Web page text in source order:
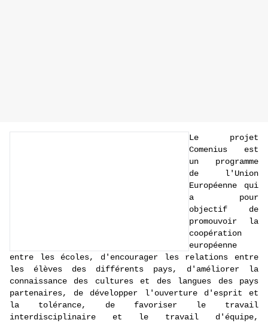
Le projet
Comenius est
un programme
de l'Union
Européenne qui
a pour
objectif de
promouvoir la
coopération
européenne
entre les écoles, d'encourager les relations entre
les élèves des différents pays, d'améliorer la
connaissance des cultures et des langues des pays
partenaires, de développer l'ouverture d'esprit et
la tolérance, de favoriser le travail
interdisciplinaire et le travail d'équipe,